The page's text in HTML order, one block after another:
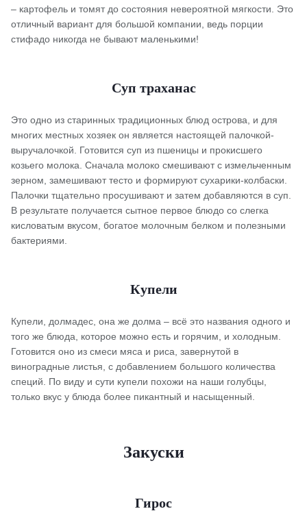
– картофель и томят до состояния невероятной мягкости. Это
отличный вариант для большой компании, ведь порции
стифадо никогда не бывают маленькими!
Суп траханас
Это одно из старинных традиционных блюд острова, и для
многих местных хозяек он является настоящей палочкой-
выручалочкой. Готовится суп из пшеницы и прокисшего
козьего молока. Сначала молоко смешивают с измельченным
зерном, замешивают тесто и формируют сухарики-колбаски.
Палочки тщательно просушивают и затем добавляются в суп.
В результате получается сытное первое блюдо со слегка
кисловатым вкусом, богатое молочным белком и полезными
бактериями.
Купели
Купели, долмадес, она же долма – всё это названия одного и
того же блюда, которое можно есть и горячим, и холодным.
Готовится оно из смеси мяса и риса, завернутой в
виноградные листья, с добавлением большого количества
специй. По виду и сути купели похожи на наши голубцы,
только вкус у блюда более пикантный и насыщенный.
Закуски
Гирос